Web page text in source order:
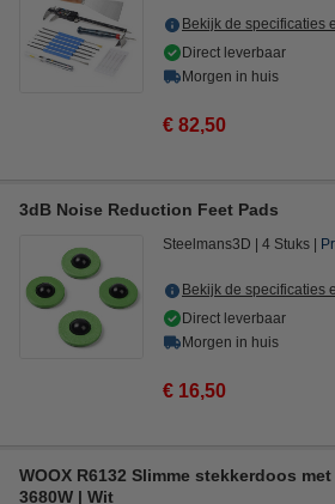
Bekijk de specificaties
Direct leverbaar
Morgen in huis
€ 82,50
3dB Noise Reduction Feet Pads
Steelmans3D 4 Stuks
Bekijk de specificaties
Direct leverbaar
Morgen in huis
€ 16,50
WOOX R6132 Slimme stekkerdoos
3680W | Wit